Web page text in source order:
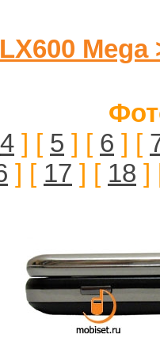
Mega
4 ] [ 5 ] [ 6 ] [
] [ 17 ] [ 18 ]